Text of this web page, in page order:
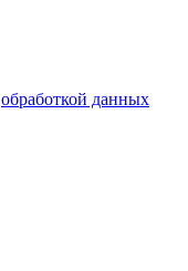
обработкой данных